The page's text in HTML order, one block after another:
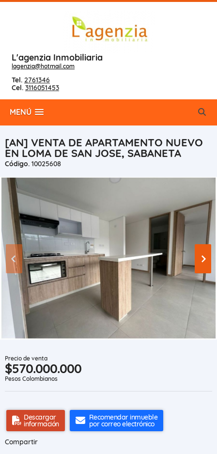
L'agenzia Inmobiliaria
lagenzia@hotmail.com
Tel. 2761346
Cel. 3116051453
MENÚ
[AN] VENTA DE APARTAMENTO NUEVO
EN LOMA DE SAN JOSE, SABANETA
Código. 10025608
Precio de venta
$570.000.000
Pesos Colombianos
Descargar
información
Recomendar inmueble
por correo electrónico
Compartir